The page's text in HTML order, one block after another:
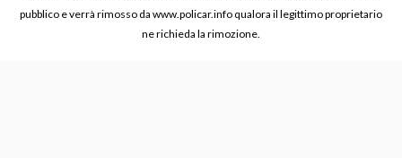
pubblico e verrà rimosso da www.policar.info qualora il legittimo proprietario
ne richieda la rimozione.